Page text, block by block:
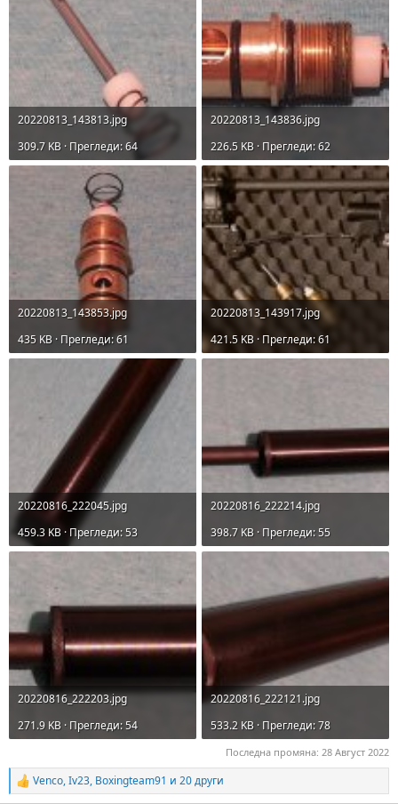
20220813_143813.jpg
309.7 KB · Прегледи: 64
20220813_143836.jpg
226.5 KB · Прегледи: 62
20220813_143853.jpg
435 KB · Прегледи: 61
20220813_143917.jpg
421.5 KB · Прегледи: 61
20220816_222045.jpg
459.3 KB · Прегледи: 53
20220816_222214.jpg
398.7 KB · Прегледи: 55
20220816_222203.jpg
271.9 KB · Прегледи: 54
20220816_222121.jpg
533.2 KB · Прегледи: 78
Последна промяна: 28 Август 2022
R
e
Venco,Iv23, Boxingteam91 и 20 други